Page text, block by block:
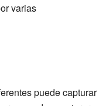
varias
puede capturar